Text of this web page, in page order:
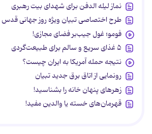
نماز لیله الدفن برای شهدای بیت رهبری
طرح اختصاصی تبیان ویژه روز جهانی قدس
فومو؛ غول جیب‌بر فضای مجازی!
۵ غذای سریع و سالم برای طبیعت‌گردی
نتیجه حمله آمریکا به ایران چیست؟
رونمایی از اتاق برق جدید تبیان
زهرهای پنهان خانه را بشناسید!
قهرمان‌های خسته یا والدین مفید!